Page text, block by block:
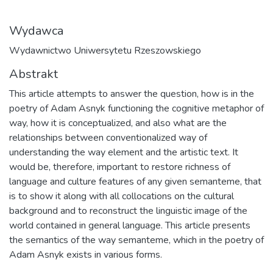
Wydawca
Wydawnictwo Uniwersytetu Rzeszowskiego
Abstrakt
This article attempts to answer the question, how is in the
poetry of Adam Asnyk functioning the cognitive metaphor of
way, how it is conceptualized, and also what are the
relationships between conventionalized way of
understanding the way element and the artistic text. It
would be, therefore, important to restore richness of
language and culture features of any given semanteme, that
is to show it along with all collocations on the cultural
background and to reconstruct the linguistic image of the
world contained in general language. This article presents
the semantics of the way semanteme, which in the poetry of
Adam Asnyk exists in various forms.